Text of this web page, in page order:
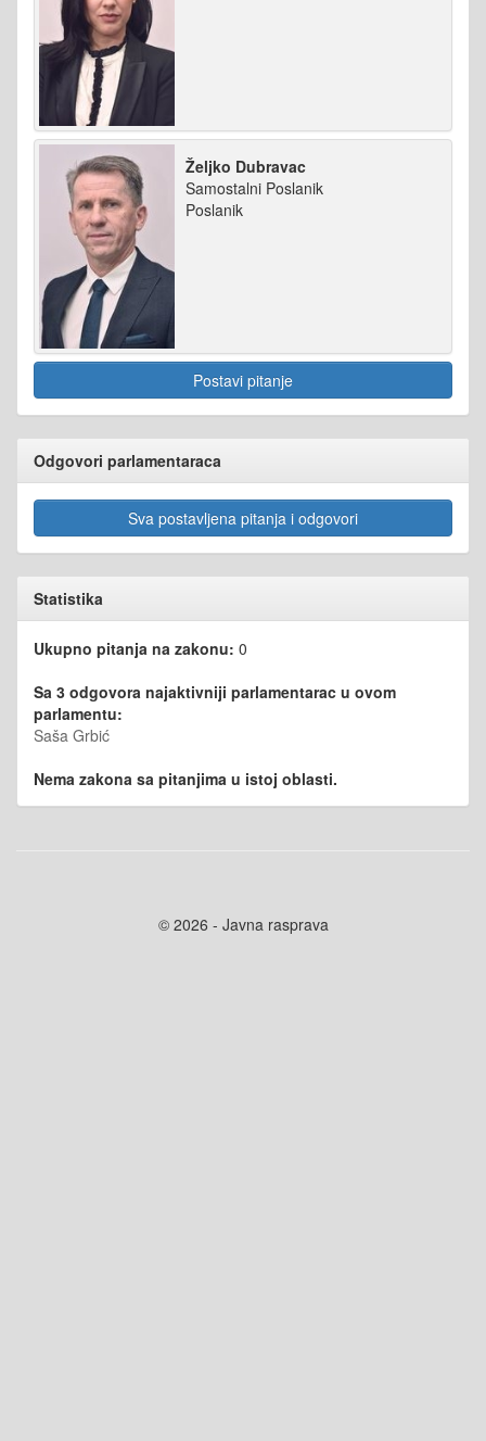
Željko Dubravac
Samostalni Poslanik
Poslanik
Postavi pitanje
Odgovori parlamentaraca
Sva postavljena pitanja i odgovori
Statistika
Ukupno pitanja na zakonu: 0
Sa 3 odgovora najaktivniji parlamentarac u ovom
parlamentu:
Saša Grbić
Nema zakona sa pitanjima u istoj oblasti.
© 2026 - Javna rasprava